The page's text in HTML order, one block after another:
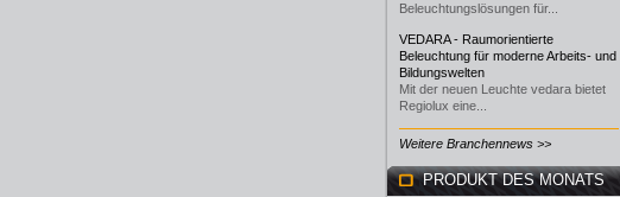
Beleuchtungslösungen für...
VEDARA - Raumorientierte
Beleuchtung für moderne Arbeits- und
Bildungswelten
Mit der neuen Leuchte vedara bietet
Regiolux eine...
Weitere Branchennews >>
PRODUKT DES MONATS